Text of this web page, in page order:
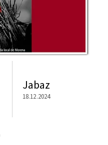
Jabaz
18.12.2024